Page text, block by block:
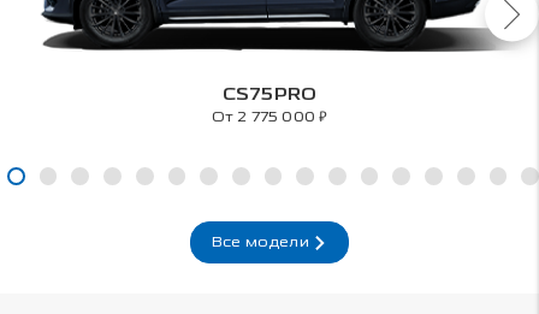
CS75PRO
От 2 775 000₽
Все модели